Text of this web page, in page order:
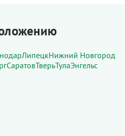
ЛипецкНижний Новгород
СаратовТверьТулаЭнгельс